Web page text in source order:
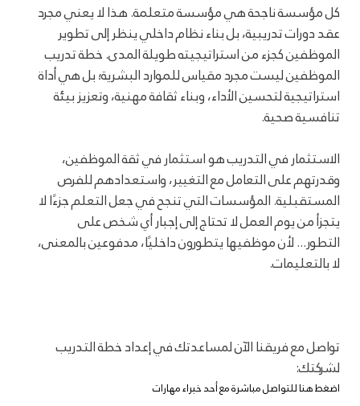
كل مؤسسة ناجحة هي مؤسسة متعلمة. هذا لا يعني مجرد
عقد دورات تدريبية، بل بناء نظام داخلي ينظر إلى تطوير
الموظفين كجزء من استراتيجيته طويلة المدى. خطة تدريب
الموظفين ليست مجرد مقياس للموارد البشرية؛ بل هي أداة
استراتيجية لتحسين الأداء، وبناء ثقافة مهنية، وتعزيز بيئة
تنافسية صحية.
الاستثمار في التدريب هو استثمار في ثقة الموظفين،
وقدرتهم على التعامل مع التغيير، واستعدادهم للفرص
المستقبلية. المؤسسات التي تنجح في جعل التعلم جزءًا لا
يتجزأ من يوم العمل لا تحتاج إلى إجبار أي شخص على
التطور... لأن موظفيها يتطورون داخليًا، مدفوعين بالمعنى،
لا بالتعليمات.
تواصل مع فريقنا الآن لمساعدتك في إعداد خطة التدريب
لشركتك:
اضغط هنا للتواصل مباشرة مع أحد خبراء مهارات